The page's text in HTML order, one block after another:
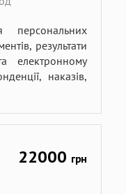
персональних
результати
електронному
наказів,
22000 грн